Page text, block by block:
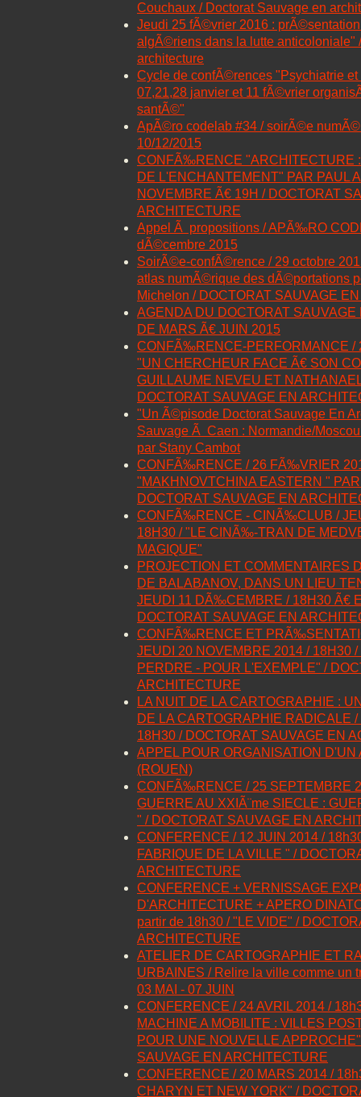
Couchaux / Doctorat Sauvage en
Jeudi 25 fÃ©vrier 2016 :
algÃ©riens dans la lutte anticoloniale"
architecture
Cycle de confÃ©rences "Psychiatrie
07,21,28 janvier et 11 fÃ©vrier
santÃ©"
ApÃ©ro codelab #34 / soirÃ©e
10/12/2015
CONFÃ‰RENCE "ARCHITECTURE
DE L'ENCHANTEMENT" PAR PAUL
NOVEMBRE Ã€ 19H / DOCTORAT
ARCHITECTURE
Appel Ã propositions / APÃ‰RO
dÃ©cembre 2015
SoirÃ©e-confÃ©rence / 29 octobre
atlas numÃ©rique des dÃ©portations
Michelon / DOCTORAT SAUVAGE
AGENDA DU DOCTORAT
DE MARS Ã€ JUIN 2015
CONFÃ‰RENCE-PERFORMANCE /
"UN CHERCHEUR FACE Ã€ SON
GUILLAUME NEVEU ET
DOCTORAT SAUVAGE EN
"Un Ã©pisode Doctorat Sauvage En
Sauvage Ã Caen : Normandie/
par Stany Cambot
CONFÃ‰RENCE / 26 FÃ‰VRIER
"MAKHNOVTCHINA EASTERN "
DOCTORAT SAUVAGE EN
CONFÃ‰RENCE - CINÃ‰CLUB /
18H30 / "LE CINÃ‰-TRAN DE
MAGIQUE"
PROJECTION ET COMMENTAIRES
DE BALABANOV, DANS UN LIEU
JEUDI 11 DÃ‰CEMBRE / 18H30 Ã€
DOCTORAT SAUVAGE EN
CONFÃ‰RENCE ET
JEUDI 20 NOVEMBRE 2014 / 18H30
PERDRE - POUR L'EXEMPLE" /
ARCHITECTURE
LA NUIT DE LA CARTOGRAPHIE :
DE LA CARTOGRAPHIE RADICALE
18H30 / DOCTORAT SAUVAGE EN
APPEL POUR ORGANISATION
(ROUEN)
CONFÃ‰RENCE / 25 SEPTEMBRE
GUERRE AU XXIÃ¨me SIECLE :
" / DOCTORAT SAUVAGE EN
CONFERENCE / 12 JUIN 2014 /
FABRIQUE DE LA VILLE " /
ARCHITECTURE
CONFERENCE + VERNISSAGE
D'ARCHITECTURE + APERO
partir de 18h30 / "LE VIDE" /
ARCHITECTURE
ATELIER DE CARTOGRAPHIE ET
URBAINES / Relire la ville comme un
03 MAI - 07 JUIN
CONFERENCE / 24 AVRIL 2014 /
MACHINE A MOBILITE : VILLES
POUR UNE NOUVELLE
SAUVAGE EN ARCHITECTURE
CONFERENCE / 20 MARS 2014 /
CHARYN ET NEW YORK" /